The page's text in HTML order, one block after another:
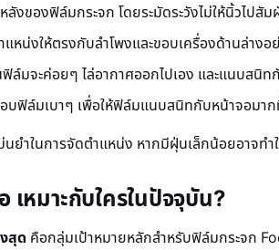
ของฟิล์มกระจก โดยระมัดระวังไม่ให้นิ้วไปสั
หน่งให้ตรงกับลำโพงและขอบเครื่องด้านล่า
มจะค่อยๆ ไล่อากาศออกไปเอง และแนบสนิท
บฟิล์มเบาๆ เพื่อให้ฟิล์มแนบสนิทกับหน้าจอมา
ำในการจัดตำแหน่ง หากมีฝุ่นเล็กน้อยอาจท
เหมาะกับใครในปัจจุบัน?
สุด คือกลุ่มเป้าหมายหลักสำหรับฟิล์มกระจก